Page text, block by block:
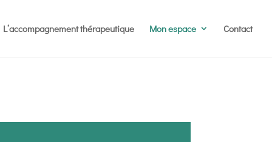
L’accompagnement thérapeutique Mon espace Contact